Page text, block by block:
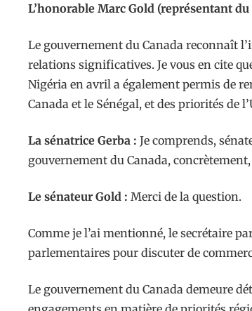
L’honorable Marc Gold (représentant
Le gouvernement du Canada reconnaît
relations significatives. Je vous en cite
Nigéria en avril a également permis de
Canada et le Sénégal, et des priorités de
La sénatrice Gerba : Je comprends,
gouvernement du Canada,
Le sénateur Gold : Merci de la question.
Comme je l’ai mentionné, le secrétaire
parlementaires pour discuter de
Le gouvernement du Canada demeure